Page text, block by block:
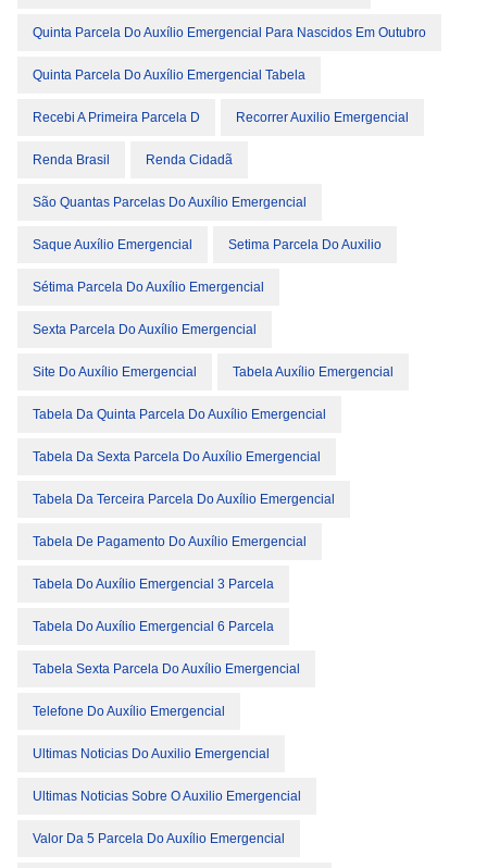
Quinta Parcela Do Auxílio Emergencial Para Nascidos Em Outubro
Quinta Parcela Do Auxílio Emergencial Tabela
Recebi A Primeira Parcela D Recorrer Auxilio Emergencial
Renda Brasil Renda Cidadã
São Quantas Parcelas Do Auxílio Emergencial
Saque Auxílio Emergencial Setima Parcela Do Auxilio
Sétima Parcela Do Auxílio Emergencial
Sexta Parcela Do Auxílio Emergencial
Site Do Auxílio Emergencial Tabela Auxílio Emergencial
Tabela Da Quinta Parcela Do Auxílio Emergencial
Tabela Da Sexta Parcela Do Auxílio Emergencial
Tabela Da Terceira Parcela Do Auxílio Emergencial
Tabela De Pagamento Do Auxílio Emergencial
Tabela Do Auxílio Emergencial 3 Parcela
Tabela Do Auxílio Emergencial 6 Parcela
Tabela Sexta Parcela Do Auxílio Emergencial
Telefone Do Auxílio Emergencial
Ultimas Noticias Do Auxilio Emergencial
Ultimas Noticias Sobre O Auxilio Emergencial
Valor Da 5 Parcela Do Auxílio Emergencial